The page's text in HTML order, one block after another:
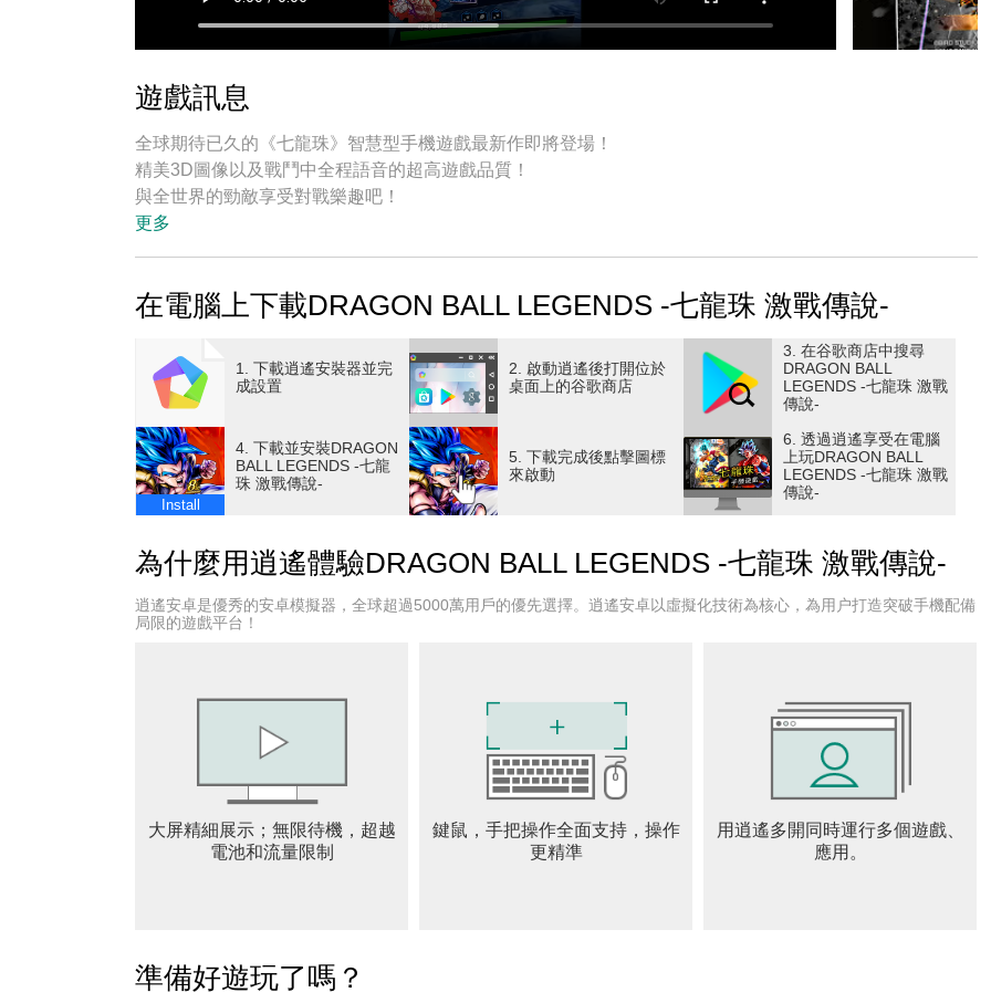
遊戲訊息
全球期待已久的《七龍珠》智慧型手機遊戲最新作即將登場！
精美3D圖像以及戰鬥中全程語音的超高遊戲品質！
與全世界的勁敵享受對戰樂趣吧！
・不管是連段還是必殺技都能靠單一點擊釋放！
全世界對戰
・可與全世界的玩家進行即時線上對戰！
・操控親手培育的角色，壓制其他玩家！
原創劇情
・遊戲主角為鳥山明老師繪製的原創角色！
・一同來體驗悟空一行人的新冒險！
客服:
https://bnfaq.channel.or.jp/contact/faq_list/1925
您下載或安裝本應用程式，即表示同意Bandai Namco Entertainment的《服務條款》。
https://legal.bandainamcoent.co.jp/terms/
《私隱政策》：
https://legal.bandainamcoent.co.jp/privacy/
https://support.google.com/googleplay/answer/1626831?hl=zh-Hant。注意使用時間，避免沉迷於遊戲。
本遊戲包含機會中獎商品，消費者購買或參與活動不代表即可獲得特定商品。
更多
在電腦上下載DRAGON BALL LEGENDS -七龍珠 激戰傳說-
1. 下載逍遙安裝器並完
成設置
2. 啟動逍遙後打開位於
桌面上的谷歌商店
3. 在谷歌商店中搜尋
DRAGON BALL
LEGENDS -七龍珠 激戰
傳說-
Install
4. 下載並安裝DRAGON
BALL LEGENDS -七龍
珠 激戰傳說-
5. 下載完成後點擊圖標
來啟動
6. 透過逍遙享受在電腦
上玩DRAGON BALL
LEGENDS -七龍珠 激戰
傳說-
為什麼用逍遙體驗DRAGON BALL LEGENDS -七龍珠 激戰傳說-
逍遙安卓是優秀的安卓模擬器，全球超過5000萬用戶的優先選擇。逍遙安卓以虛擬化技術為核心，為用户打造突破手機配備
局限的遊戲平台！
大屏精細展示；無限待機，超越
電池和流量限制
鍵鼠，手把操作全面支持，操作
更精準
用逍遙多開同時運行多個遊戲、
應用。
準備好遊玩了嗎？